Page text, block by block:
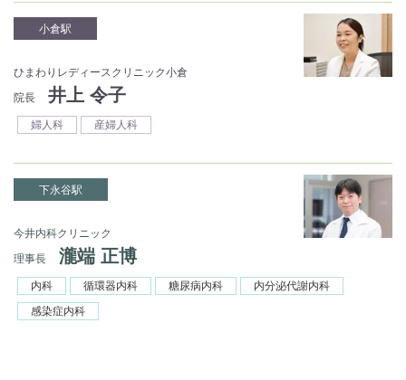
小倉駅
ひまわりレディースクリニック小倉
院長
井上 令子
婦人科 産婦人科
下永谷駅
今井内科クリニック
理事長
瀧端 正博
内科 循環器内科 糖尿病内科
内分泌代謝内科
感染症内科